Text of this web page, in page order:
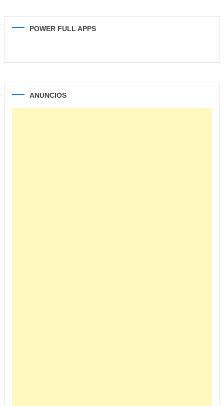
POWER FULL APPS
ANUNCIOS